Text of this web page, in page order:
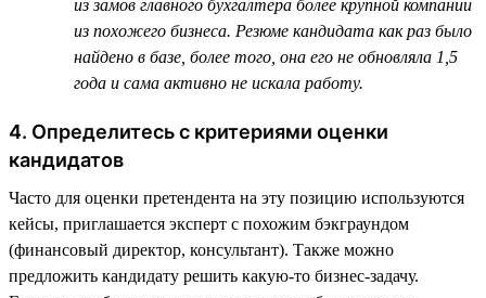
из замов главного бухгалтера более крупной компании
из похожего бизнеса. Резюме кандидата как раз было
найдено в базе, более того, она его не обновляла 1,5
года и сама активно не искала работу.
4. Определитесь с критериями оценки
кандидатов
Часто для оценки претендента на эту позицию используются
кейсы, приглашается эксперт с похожим бэкграундом
(финансовый директор, консультант). Также можно
предложить кандидату решить какую-то бизнес-задачу.